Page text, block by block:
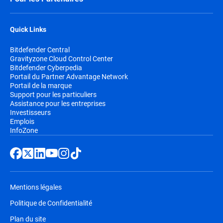
Quick Links
Bitdefender Central
Gravityzone Cloud Control Center
Bitdefender Cyberpedia
Portail du Partner Advantage Network
Portail de la marque
Support pour les particuliers
Assistance pour les entreprises
Investisseurs
Emplois
InfoZone
Mentions légales
Politique de Confidentialité
Plan du site